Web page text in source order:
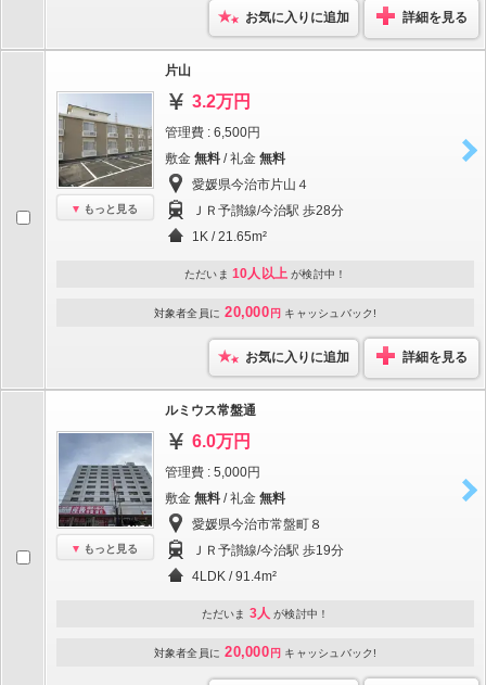
お気に入りに追加 詳細を見る
もっと見る
片山
3.2万円
管理費 : 6,500円
敷金 無料 / 礼金 無料
愛媛県今治市片山４
ＪＲ予讃線/今治駅 歩28分
1K / 21.65m²
ただいま 10人以上 が検討中！
対象者全員に 20,000 円 キャッシュバック!
お気に入りに追加 詳細を見る
もっと見る
ルミウス常盤通
6.0万円
管理費 : 5,000円
敷金 無料 / 礼金 無料
愛媛県今治市常盤町８
ＪＲ予讃線/今治駅 歩19分
4LDK / 91.4m²
ただいま 3人 が検討中！
対象者全員に 20,000 円 キャッシュバック!